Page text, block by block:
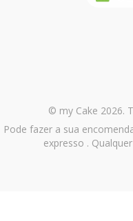
© my Cake 2026.
Pode fazer a sua
expresso .